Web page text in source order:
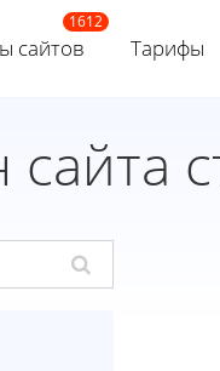
сайтов Тарифы